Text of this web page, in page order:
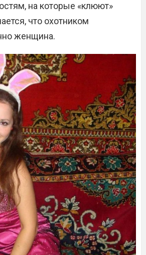
на которые «клюют»
что охотником
женщина.